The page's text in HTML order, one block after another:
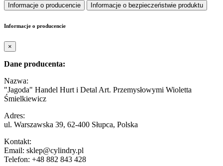
Informacje o producencie Informacje o bezpieczeństwie produktu
Informacje o producencie
×
Dane producenta:
Nazwa:
"Jagoda" Handel Hurt i Detal Art. Przemysłowymi Wioletta
Śmielkiewicz
Adres:
ul. Warszawska 39, 62-400 Słupca, Polska
Kontakt:
Email: sklep@cylindry.pl
Telefon: +48 882 843 428